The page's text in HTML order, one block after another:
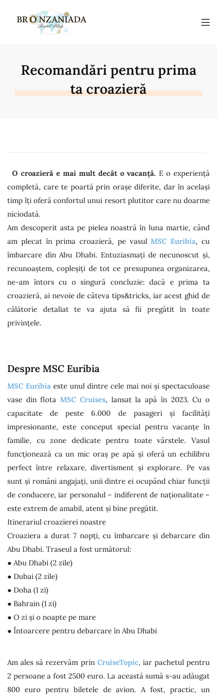
Recomandări pentru prima
ta croazieră
O croazieră e mai mult decât o vacanță. E o experiență
completă, care te poartă prin orașe diferite, dar în același
timp îți oferă confortul unui resort plutitor care nu doarme
niciodată.
Am descoperit asta pe pielea noastră în luna martie, când
am plecat în prima croazieră, pe vasulMSC Euribia, cu
îmbarcare din Abu Dhabi. Entuziasmați de necunoscut și,
recunoaștem, copleșiți de tot ce presupunea organizarea,
ne-am întors cu o singură concluzie: dacă e prima ta
croazieră, ai nevoie de câteva tips&tricks, iar acest ghid de
călătorie detaliat te va ajuta să fii pregătit în toate
privințele.
Despre MSC Euribia
MSC Euribia este unul dintre cele mai noi și spectaculoase
vase din flota MSC Cruises, lansat la apă în 2023. Cu o
capacitate de peste 6.000 de pasageri și facilități
impresionante, este conceput special pentru vacanțe în
familie, cu zone dedicate pentru toate vârstele. Vasul
funcționează ca un mic oraș pe apă și oferă un echilibru
perfect între relaxare, divertisment și explorare. Pe vas
sunt și români angajați, unii dintre ei ocupând chiar funcții
de conducere, iar personalul – indiferent de naționalitate –
este extrem de amabil, atent și bine pregătit.
Itinerariul croazierei noastre
Croaziera a durat 7 nopți, cu îmbarcare și debarcare din
Abu Dhabi. Traseul a fost următorul:
● Abu Dhabi (2 zile)
● Dubai (2 zile)
● Doha (1 zi)
● Bahrain (1 zi)
● O zi și o noapte pe mare
● Întoarcere pentru debarcare în Abu Dhabi
Am ales să rezervăm prin CruiseTopic, iar pachetul pentru
2 persoane a fost 2500 euro. La această sumă s-au adăugat
800 euro pentru biletele de avion. A fost, practic, un